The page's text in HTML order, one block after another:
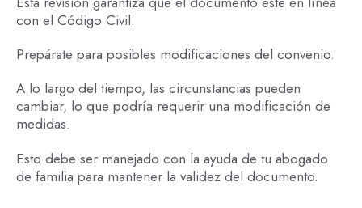
con el Código Civil.
Prepárate para posibles modificaciones del convenio.
A lo largo del tiempo, las circunstancias pueden
cambiar, lo que podría requerir una modificación de
medidas.
Esto debe ser manejado con la ayuda de tu abogado
de familia para mantener la validez del documento.